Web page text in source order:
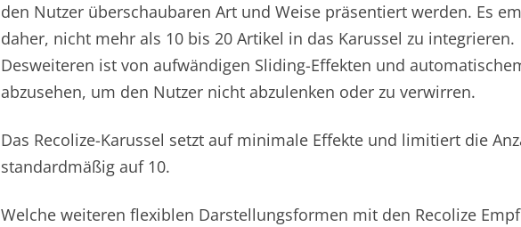
den Nutzer überschaubaren Art und Weise präsentiert werden. Es
daher, nicht mehr als 10 bis 20 Artikel in das Karussel zu integrieren.
Desweiteren ist von aufwändigen Sliding-Effekten und
abzusehen, um den Nutzer nicht abzulenken oder zu verwirren.
Das Recolize-Karussel setzt auf minimale Effekte und limitiert die
standardmäßig auf 10.
Welche weiteren flexiblen Darstellungsformen mit den Recolize